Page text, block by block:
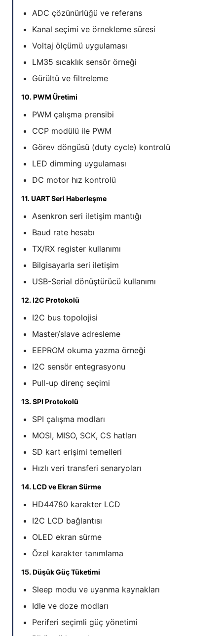
ADC çözünürlüğü ve referans
Kanal seçimi ve örnekleme süresi
Voltaj ölçümü uygulaması
LM35 sıcaklık sensör örneği
Gürültü ve filtreleme
10. PWM Üretimi
PWM çalışma prensibi
CCP modülü ile PWM
Görev döngüsü (duty cycle) kontrolü
LED dimming uygulaması
DC motor hız kontrolü
11. UART Seri Haberleşme
Asenkron seri iletişim mantığı
Baud rate hesabı
TX/RX register kullanımı
Bilgisayarla seri iletişim
USB-Serial dönüştürücü kullanımı
12. I2C Protokolü
I2C bus topolojisi
Master/slave adresleme
EEPROM okuma yazma örneği
I2C sensör entegrasyonu
Pull-up direnç seçimi
13. SPI Protokolü
SPI çalışma modları
MOSI, MISO, SCK, CS hatları
SD kart erişimi temelleri
Hızlı veri transferi senaryoları
14. LCD ve Ekran Sürme
HD44780 karakter LCD
I2C LCD bağlantısı
OLED ekran sürme
Özel karakter tanımlama
15. Düşük Güç Tüketimi
Sleep modu ve uyanma kaynakları
Idle ve doze modları
Periferi seçimli güç yönetimi